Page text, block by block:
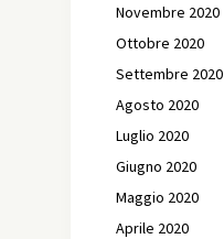
Novembre 2020
Ottobre 2020
Settembre 2020
Agosto 2020
Luglio 2020
Giugno 2020
Maggio 2020
Aprile 2020